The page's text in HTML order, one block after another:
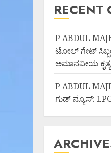
RECENT
P ABDUL
ಟೋಲ್ ಗೇಟ್
ಅಮಾನವೀಯ
P ABDUL
ಗುಡ್ ನ್ಯೂಸ್: